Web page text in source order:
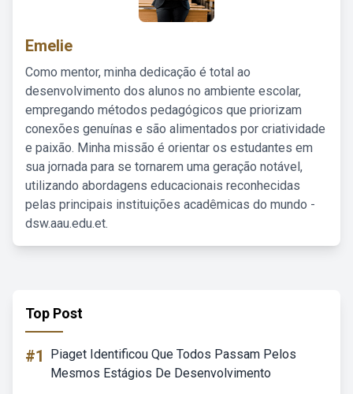
Emelie
Como mentor, minha dedicação é total ao
desenvolvimento dos alunos no ambiente escolar,
empregando métodos pedagógicos que priorizam
conexões genuínas e são alimentados por criatividade
e paixão. Minha missão é orientar os estudantes em
sua jornada para se tornarem uma geração notável,
utilizando abordagens educacionais reconhecidas
pelas principais instituições acadêmicas do mundo -
dsw.aau.edu.et.
Top Post
#1
Piaget Identificou Que Todos Passam Pelos
Mesmos Estágios De Desenvolvimento